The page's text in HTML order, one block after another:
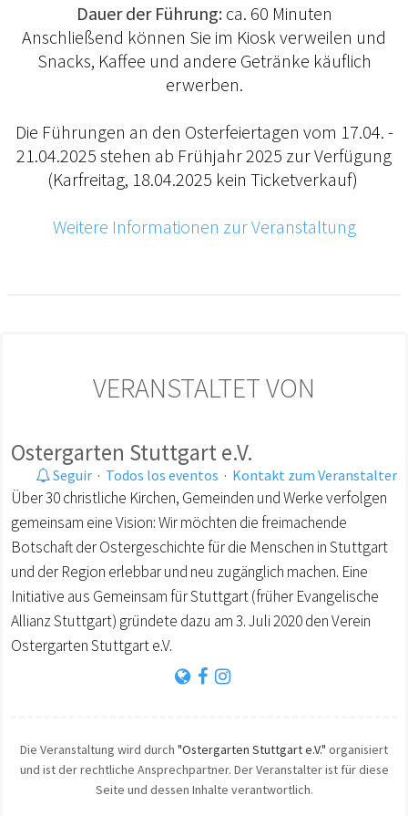
Dauer der Führung:ca. 60 Minuten
Anschließend können Sie im Kiosk verweilen und
Snacks, Kaffee und andere Getränke käuflich
erwerben.
Die Führungen an den Osterfeiertagen vom 17.04. -
21.04.2025 stehen ab Frühjahr 2025 zur Verfügung
(Karfreitag, 18.04.2025 kein Ticketverkauf)
Weitere Informationen zur Veranstaltung
VERANSTALTET VON
Ostergarten Stuttgart e.V.
Seguir · Todos los eventos · Kontakt zum Veranstalter
Über 30 christliche Kirchen, Gemeinden und Werke verfolgen
gemeinsam eine Vision: Wir möchten die freimachende
Botschaft der Ostergeschichte für die Menschen in Stuttgart
und der Region erlebbar und neu zugänglich machen. Eine
Initiative aus Gemeinsam für Stuttgart (früher Evangelische
Allianz Stuttgart) gründete dazu am 3. Juli 2020 den Verein
Ostergarten Stuttgart e.V.
Die Veranstaltung wird durch "Ostergarten Stuttgart e.V." organisiert
und ist der rechtliche Ansprechpartner. Der Veranstalter ist für diese
Seite und dessen Inhalte verantwortlich.